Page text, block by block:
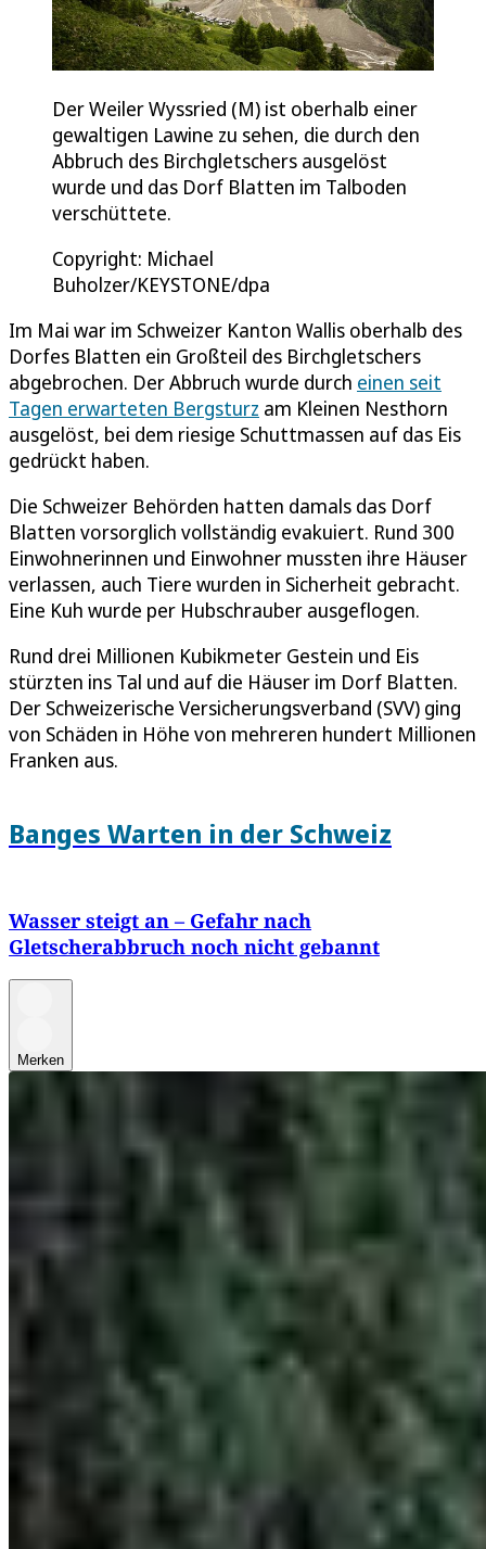
Der Weiler Wyssried (M) ist oberhalb einer
gewaltigen Lawine zu sehen, die durch den
Abbruch des Birchgletschers ausgelöst
wurde und das Dorf Blatten im Talboden
verschüttete.
Copyright: Michael
Buholzer/KEYSTONE/dpa
Im Mai war im Schweizer Kanton Wallis oberhalb des
Dorfes Blatten ein Großteil des Birchgletschers
abgebrochen. Der Abbruch wurde durch einen seit
Tagen erwarteten Bergsturz am Kleinen Nesthorn
ausgelöst, bei dem riesige Schuttmassen auf das Eis
gedrückt haben.
Die Schweizer Behörden hatten damals das Dorf
Blatten vorsorglich vollständig evakuiert. Rund 300
Einwohnerinnen und Einwohner mussten ihre Häuser
verlassen, auch Tiere wurden in Sicherheit gebracht.
Eine Kuh wurde per Hubschrauber ausgeflogen.
Rund drei Millionen Kubikmeter Gestein und Eis
stürzten ins Tal und auf die Häuser im Dorf Blatten.
Der Schweizerische Versicherungsverband (SVV) ging
von Schäden in Höhe von mehreren hundert Millionen
Franken aus.
Banges Warten in der Schweiz
Wasser steigt an – Gefahr nach
Gletscherabbruch noch nicht gebannt
Merken